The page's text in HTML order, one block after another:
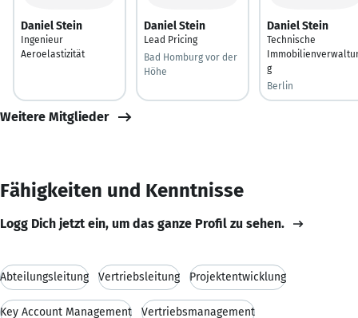
Daniel Stein
Ingenieur
Aeroelastizität
Daniel Stein
Lead Pricing
Bad Homburg vor der
Höhe
Daniel Stein
Technische
g
Berlin
Weitere Mitglieder
Fähigkeiten und Kenntnisse
Logg Dich jetzt ein, um das ganze Profil zu sehen.
Abteilungsleitung Vertriebsleitung Projektentwicklung
Key Account Management Vertriebsmanagement